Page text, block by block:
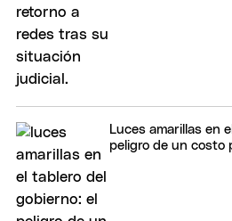
Luces amarillas en
peligro de un costo